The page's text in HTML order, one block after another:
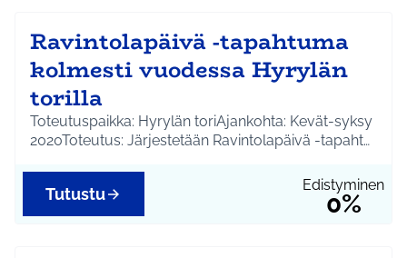
Ravintolapäivä -tapahtuma
kolmesti vuodessa Hyrylän
torilla
Toteutuspaikka: Hyrylän toriAjankohta: Kevät-syksy
2020Toteutus: Järjestetään Ravintolapäivä -tapaht…
Edistyminen
0%
Tutustu